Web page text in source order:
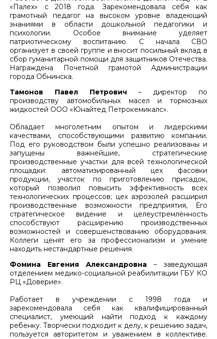
«Палех» с 2018 года. Зарекомендовала себя как
грамотный педагог на высоком уровне владеющий
знаниями в области дошкольной педагогики и
психологии. Особое внимание уделяет
патриотическому воспитанию. С начала СВО
организует в своей группе и вносит посильный вклад в
сбор гуманитарной помощи для защитников Отечества.
Награждена Почетной грамотой Администрации
города Обнинска.
Тамонов Павел Петрович– директор по
производству автомобильных масел и тормозных
жидкостей ООО «Юнайтед Петрокемикалс».
Обладает многолетним опытом и лидерскими
качествами, способствующими развитию компании.
Под его руководством были успешно реализованы и
запущены важнейшие, стратегические
производственные участки для всей технологической
площадки: автоматизированный цех фасовки
продукции, участок по приготовлению присадок,
который позволил повысить эффективность всех
технологических процессов; цех аэрозолей расширил
производственные возможности предприятия, Его
стратегическое видение и целеустремлённость
способствуют расширению производственных
возможностей и совершенствованию оборудования.
Коллеги ценят его за профессионализм и умение
находить нестандартные решения.
Фомина Евгения Александровна – заведующая
отделением медико-социальной реабилитации ГБУ КО
РЦ «Доверие».
Работает в учреждении с 1998 года и
зарекомендовала себя как квалифицированный
специалист, умеющий найти подход к каждому
ребенку. Творчески подходит к делу, к решению задач,
пользуется авторитетом и уважением в коллективе.